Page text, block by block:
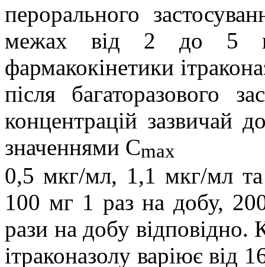
перорального
межах від 2 до 5
фармакокінетики
після багаторазового
концентрацій зазвичай
значеннями Сmax
0,5 мкг/мл, 1,1 мкг/мл та
100 мг 1 раз на добу,
рази на добу відповідно.
ітраконазолу варіює від